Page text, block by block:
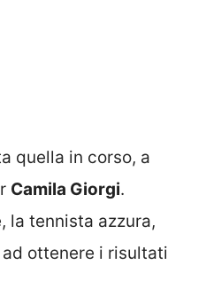
quella in corso, a
Camila Giorgi.
la tennista azzura,
ottenere i risultati